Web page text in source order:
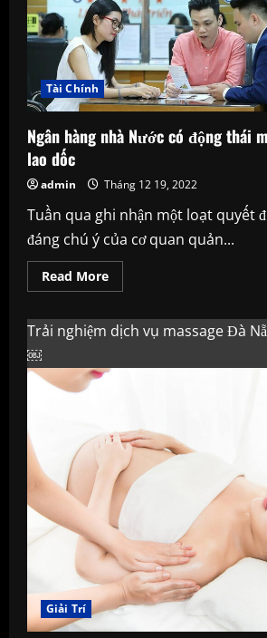
thất
văn
phòng
Tài Chính
Ngân hàng nhà Nước có động thái
lao dốc
admin Tháng 12 19, 2022
Tuần qua ghi nhận một loạt quyết
đáng chú ý của cơ quan quản...
Read MoreRead
more
hàng
nhà
động
tiếp
tục
lao
dốc
Trải nghiệm dịch vụ massage Đà
￼
Giải Trí